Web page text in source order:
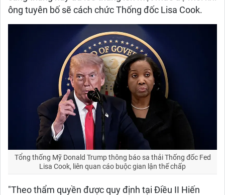
ông tuyên bố sẽ cách chức Thống đốc Lisa Cook.
Tổng thống Mỹ Donald Trump thông báo sa thải Thống đốc Fed
Lisa Cook, liên quan cáo buộc gian lận thế chấp
"Theo thẩm quyền được quy định tại Điều II Hiến